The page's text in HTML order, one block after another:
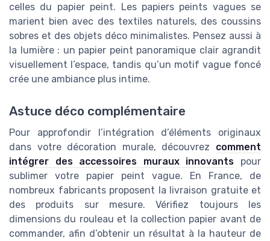
celles du papier peint. Les papiers peints vagues se
marient bien avec des textiles naturels, des coussins
sobres et des objets déco minimalistes. Pensez aussi à
la lumière : un papier peint panoramique clair agrandit
visuellement l’espace, tandis qu’un motif vague foncé
crée une ambiance plus intime.
Astuce déco complémentaire
Pour approfondir l’intégration d’éléments originaux
dans votre décoration murale, découvrez comment
intégrer des accessoires muraux innovants pour
sublimer votre papier peint vague. En France, de
nombreux fabricants proposent la livraison gratuite et
des produits sur mesure. Vérifiez toujours les
dimensions du rouleau et la collection papier avant de
commander, afin d’obtenir un résultat à la hauteur de